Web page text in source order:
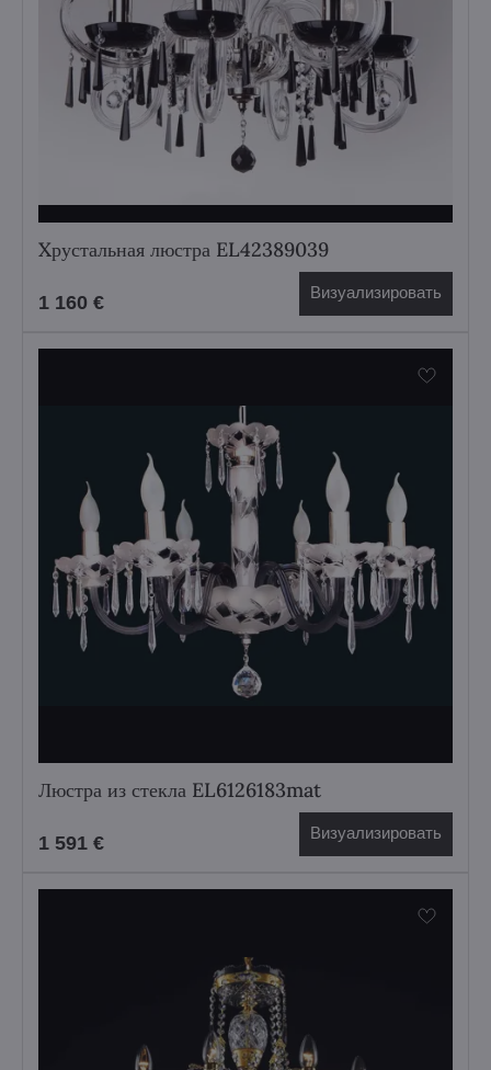
Xрустальная люстра EL42389039
1 160 € Визуализировать
Люстра из стекла EL6126183mat
1 591 € Визуализировать